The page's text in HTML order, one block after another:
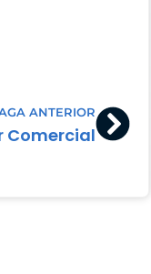
ANTERIOR
Comercial
Next